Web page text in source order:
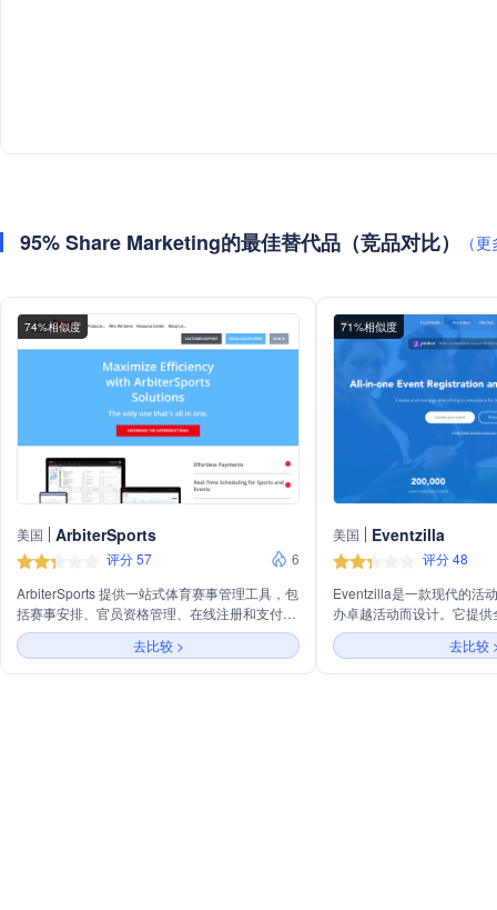
95% Share Marketing的最佳替代品（竞品对比） （
74%相似度
美国 ArbiterSports
评分 57
6
ArbiterSports 提供一站式体育赛事管理工具，包
括赛事安排、官员资格管理、在线注册和支付等
服务，旨在提高体育赛事和学校活动的管理效
率。
去比较 >
71%相似度
美国 Eventzilla
评分 48
Eventzilla是一款现代的活
办卓越活动而设计。它提
动体验，包括内置直播、
功能。Eventzilla还提供自
注册表单、个性化活动日
去比较